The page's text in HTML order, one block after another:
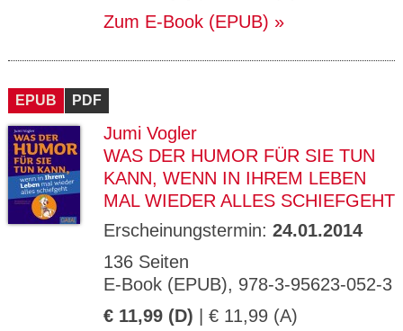
Zum E-Book (EPUB)
EPUB PDF
Jumi Vogler
WAS DER HUMOR FÜR SIE TUN
KANN, WENN IN IHREM LEBEN
MAL WIEDER ALLES SCHIEFGEHT
Erscheinungstermin: 24.01.2014
136 Seiten
E-Book (EPUB), 978-3-95623-052-3
€ 11,99 (D) | € 11,99 (A)